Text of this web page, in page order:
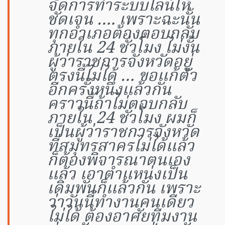
จัดการทำระบบไลน์ให้
ชัดเจน …. เพราะฉะนั้น
ทุกอำเภอต้องตอบกลับ
ภายใน 24 ชั่วโมง ไม่งั้น
ผู้ว่าราชการจังหวัดอยู่
ตรงนี้ไม่ได้ … ขอแก้ตัว
อีกครั้งหนึ่งแล้วกัน
คราวนี้ถ้าไม่ตอบกลับ
ภายใน 24 ชั่วโมง ผมก็
เป็นผู้ว่าราชการจังหวัด
ที่สมุทรสาครไม่ได้แล้ว
ก็ต้องพิจารณาตนเอง
แล้ว เอาตำแหน่งเป็น
เดิมพันก็แล้วกัน เพราะ
ว่าวันนี้ทำงานคนเดียว
ไม่ได้ ต้องอาศัยทีมงาน